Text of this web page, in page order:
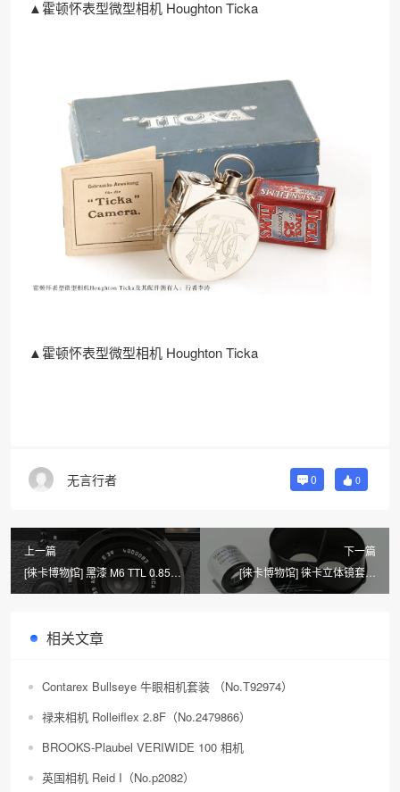
▲霍顿怀表型微型相机 Houghton Ticka
▲霍顿怀表型微型相机 Houghton Ticka
无言行者 0 0
上一篇
[徕卡博物馆] 黑漆 M6 TTL 0.85
'Dragon 2000'（No.2688083）
下一篇
[徕卡博物馆] 徕卡立体镜套装
Stemar
相关文章
Contarex Bullseye 牛眼相机套装 （No.T92974）
禄来相机 Rolleiflex 2.8F（No.2479866）
BROOKS-Plaubel VERIWIDE 100 相机
英国相机 Reid I（No.p2082）